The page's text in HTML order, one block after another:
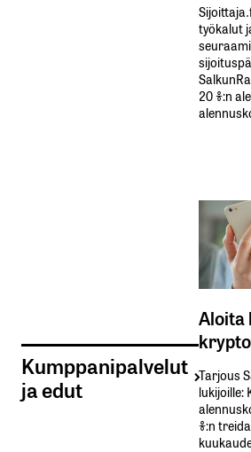
Kumppanipalvelut
ja edut
työkalut
20 %:n
Aloita
Tarjous
lukijoille:
%:n